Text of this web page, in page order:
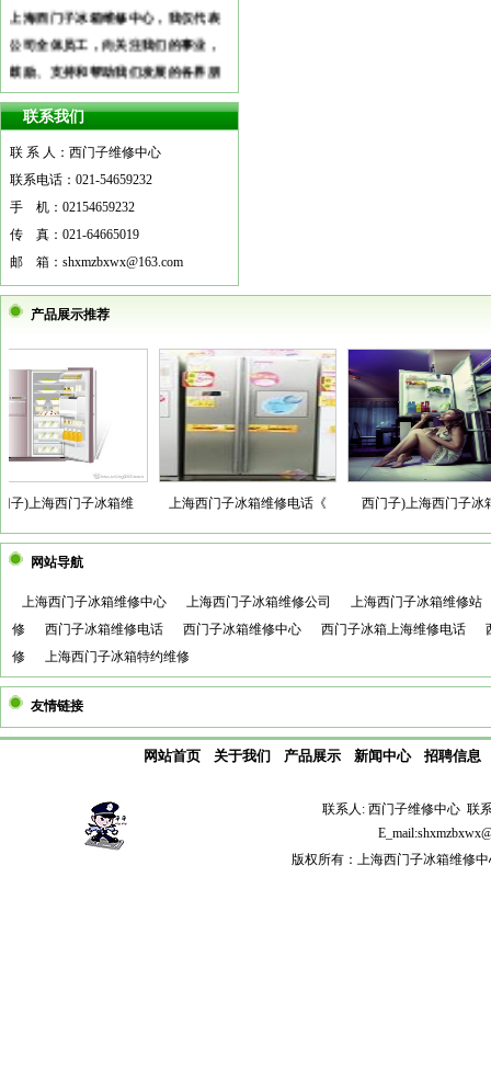
上海西门子冰箱维修中心，我仅代表
公司全体员工，向关注我们的事业，
鼓励、支持和帮助我们发展的各界朋
友表示衷心的感谢和诚挚的敬意！
更多
联系我们
联 系 人：西门子维修中心
联系电话：021-54659232
手 机：02154659232
传 真：021-64665019
邮 箱：shxmzbxwx@163.com
产品展示推荐
)上海西门子冰箱维 上海西门子冰箱维修电话《 西门子)上海西门子冰箱
网站导航
上海西门子冰箱维修中心 上海西门子冰箱维修公司
上海西门子冰箱维修站
修
西门子冰箱维修电话 西门子冰箱维修中心 西门子冰箱上海维修电话
修
上海西门子冰箱特约维修
友情链接
网站首页 关于我们 产品展示 新闻中心 招聘信息
联系人: 西门子维修中心 联
版权所有：上海西门子冰箱维修